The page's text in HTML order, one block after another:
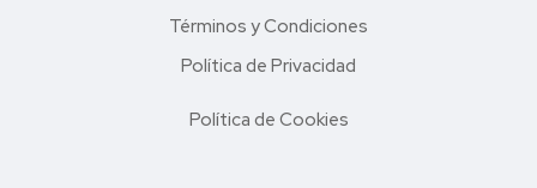
Términos y Condiciones
Política de Privacidad
Política de Cookies